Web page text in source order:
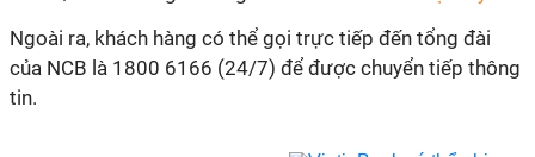
Ngoài ra, khách hàng có thể gọi trực tiếp đến tổng đài
của NCB là 1800 6166 (24/7) để được chuyển tiếp thông
tin.